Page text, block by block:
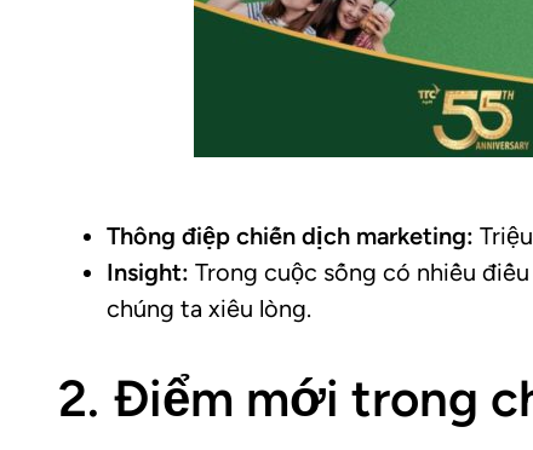
Thông điệp chiến dịch marketing:
Insight: Trong cuộc sống có nhiều
chúng ta xiêu lòng.
2. Điểm mới trong